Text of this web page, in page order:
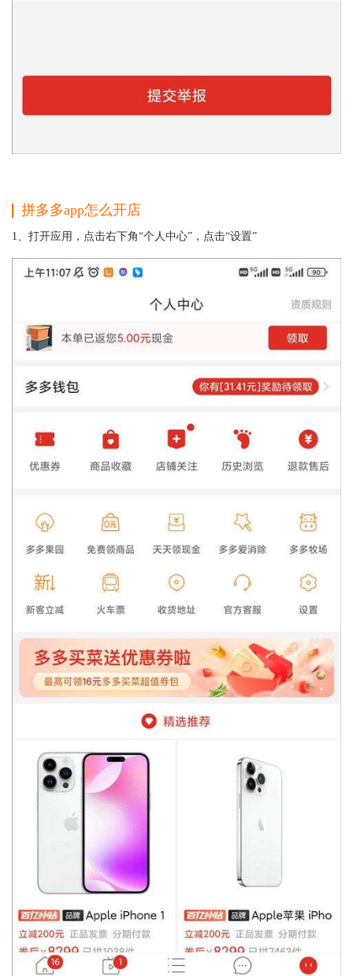
拼多多app怎么开店
1、打开应用，点击右下角“个人中心”，点击“设置”